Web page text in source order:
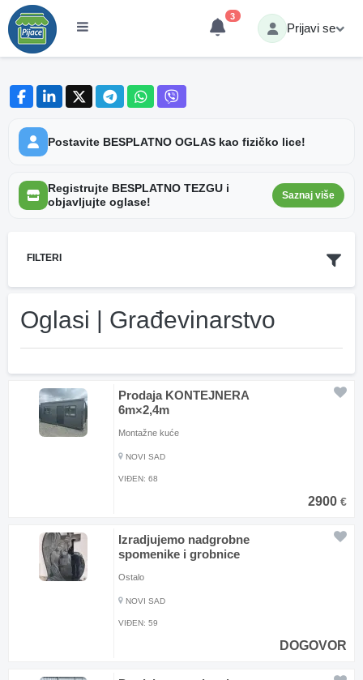
3
Prijavi se
Postavite BESPLATNO OGLAS kao fizičko lice!
Registrujte BESPLATNO TEZGU i
objavljujte oglase!
Saznaj više
FILTERI
Oglasi | Građevinarstvo
Prodaja KONTEJNERA
6m×2,4m
Montažne kuće
NOVI SAD
VIĐEN:68
2900 €
Izradjujemo nadgrobne
spomenike i grobnice
Ostalo
NOVI SAD
VIĐEN:59
DOGOVOR